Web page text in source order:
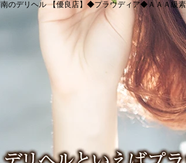
のデリヘル 【優良店】◆プラウディア◆ＡＡＡ級素